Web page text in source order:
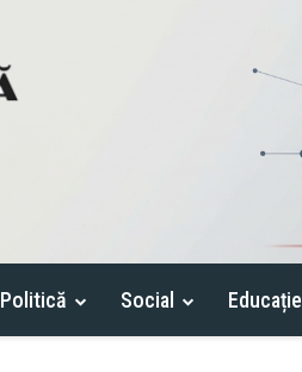
Politică Social Educație